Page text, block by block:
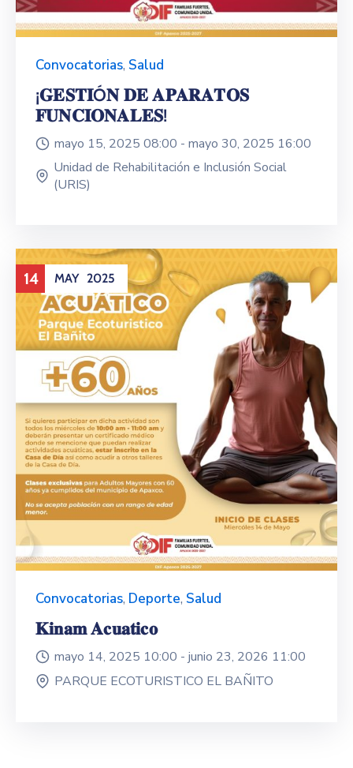
Convocatorias, Salud
¡𝐆𝐄𝐒𝐓𝐈Ó𝐍 𝐃𝐄 𝐀𝐏𝐀𝐑𝐀𝐓𝐎𝐒
𝐅𝐔𝐍𝐂𝐈𝐎𝐍𝐀𝐋𝐄𝐒!
mayo 15, 2025 08:00 - mayo 30, 2025 16:00
Unidad de Rehabilitación e Inclusión Social
(URIS)
14 MAY 2025
Convocatorias, Deporte, Salud
𝐊𝐢𝐧𝐚𝐦 𝐀𝐜𝐮𝐚𝐭𝐢𝐜𝐨
mayo 14, 2025 10:00 - junio 23, 2026 11:00
PARQUE ECOTURISTICO EL BAÑITO